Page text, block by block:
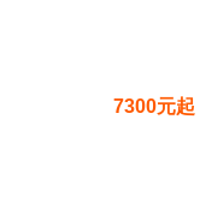
7300元起